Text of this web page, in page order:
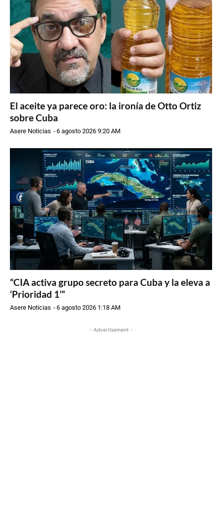
El aceite ya parece oro: la ironía de Otto Ortiz
sobre Cuba
Asere Noticias -6 agosto 2026 9:20 AM
“CIA activa grupo secreto para Cuba y la eleva a
‘Prioridad 1’”
Asere Noticias -6 agosto 2026 1:18 AM
- Advertisement -